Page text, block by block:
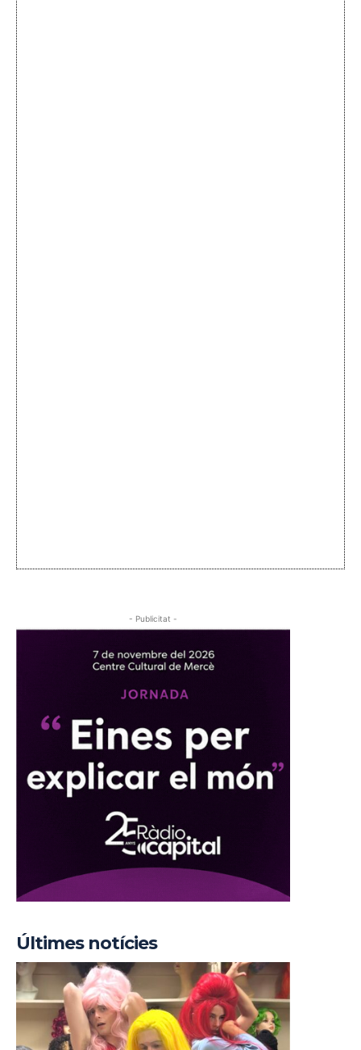
- Publicitat -
Últimes notícies